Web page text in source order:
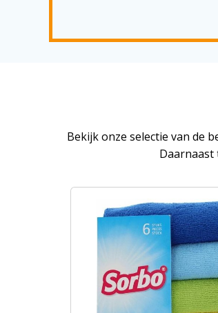
Bekijk onze selectie van de
Daarnaast